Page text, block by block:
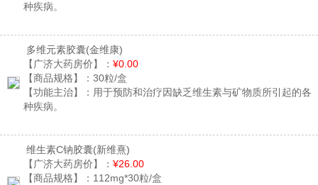
种疾病。
多维元素胶囊(金维康)
【广济大药房价】： ¥0.00
【商品规格】： 30粒/盒
【功能主治】： 用于预防和治疗因缺乏维生素与矿物质所引起的各
种疾病。
维生素C钠胶囊(新维熹)
【广济大药房价】： ¥26.00
【商品规格】： 112mg*30粒/盒